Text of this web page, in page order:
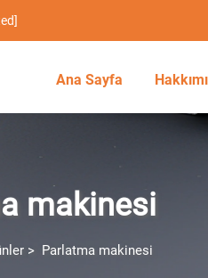
Ana Sayfa
makinesi
> Parlatma makinesi